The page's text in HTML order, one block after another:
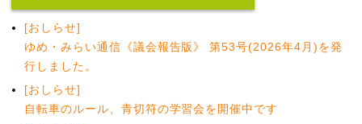
[おしらせ]
ゆめ・みらい通信《議会報告版》 第53号(2026年4月)を発
行しました。
[おしらせ]
自転車のルール、青切符の学習会を開催中です